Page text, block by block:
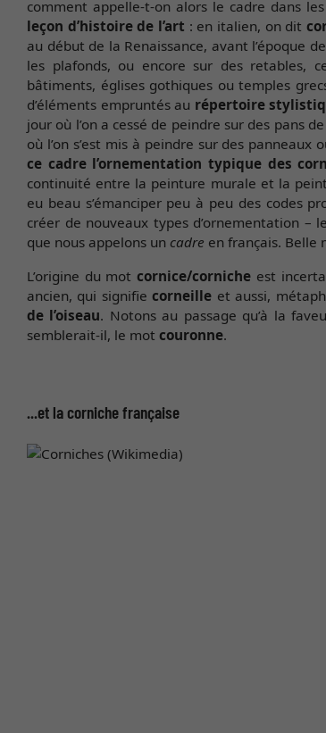
comment appelle-t-on alors le cadre dans
leçon d’histoire de l’art : en italien, on dit
au début de la Renaissance, avant l’époque
les plafonds, ou encore sur des retables,
bâtiments, églises gothiques ou temples
d’éléments empruntés au répertoire
jour où l’on a cessé de peindre sur des pans
où l’on s’est mis à peindre sur des
ce cadre l’ornementation typique des
continuité entre la peinture murale et la
eu beau s’émanciper peu à peu des codes
créer de nouveaux types d’ornementation –
que nous appelons un cadre en français. Belle
L’origine du motcornice/corniche est
ancien, qui signifiecorneille et aussi,
de l’oiseau. Notons au passage qu’à la
semblerait-il, le mot couronne.
...et la corniche française